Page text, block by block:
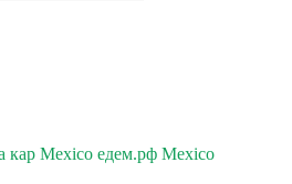
кар Mexico едем.рф Mexico